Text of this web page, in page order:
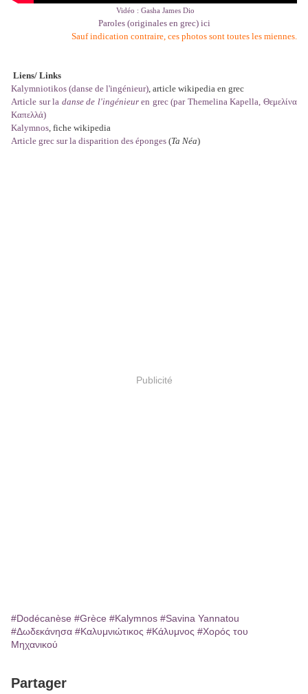
Vidéo : Gasha James Dio
Paroles (originales en grec) ici
Sauf indication contraire, ces photos sont toutes les miennes.
Liens/ Links
Kalymniotikos (danse de l'ingénieur) , article wikipedia en grec
Article sur la danse de l'ingénieuren grec (par Themelina Kapella, Θεμελίνα
Καπελλά)
Kalymnos , fiche wikipedia
Article grec sur la disparition des éponges (Ta Néa)
Publicité
#Dodécanèse #Grèce #Kalymnos #Savina Yannatou
#Δωδεκάνησα #Καλυμνιώτικος #Κάλυμνος #Χορός του
Μηχανικού
Partager